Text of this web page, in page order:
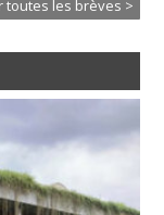
toutes les brèves >